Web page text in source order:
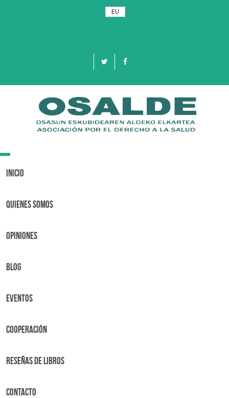
EU
Toggle
Inicio
Quienes Somos
OPINIONES
BLOG
Eventos
Cooperación
Reseñas de libros
Contacto